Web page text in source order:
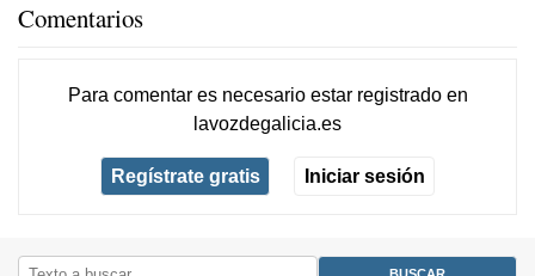
Comentarios
Para comentar es necesario estar registradoen
lavozdegalicia.es
Regístrate gratis Iniciar sesión